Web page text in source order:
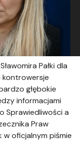
Pałki dla
kontrowersje
głębokie
informacjami
Sprawiedliwości a
Praw
w oficjalnym piśmie